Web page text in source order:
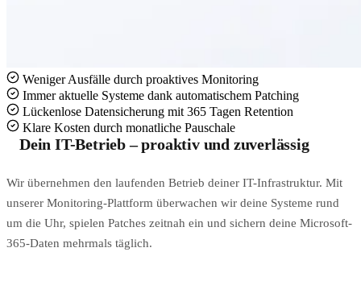
Weniger Ausfälle durch proaktives Monitoring
Immer aktuelle Systeme dank automatischem Patching
Lückenlose Datensicherung mit 365 Tagen Retention
Klare Kosten durch monatliche Pauschale
Dein IT-Betrieb – proaktiv und zuverlässig
Wir übernehmen den laufenden Betrieb deiner IT-Infrastruktur. Mit
unserer Monitoring-Plattform überwachen wir deine Systeme rund
um die Uhr, spielen Patches zeitnah ein und sichern deine Microsoft-
365-Daten mehrmals täglich.